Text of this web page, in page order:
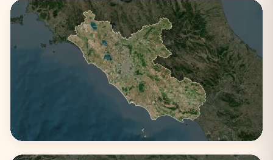
Emilia-Romagna
4 città